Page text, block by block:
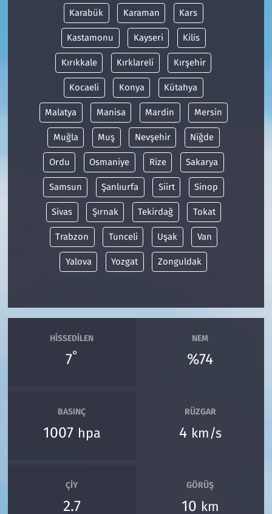
Karabük Karaman Kars
Kastamonu Kayseri Kilis
Kırıkkale Kırklareli Kırşehir
Kocaeli Konya Kütahya
Malatya Manisa Mardin Mersin
Muğla Muş Nevşehir Niğde
Ordu Osmaniye Rize Sakarya
Samsun Şanlıurfa Siirt Sinop
Sivas Şırnak Tekirdağ Tokat
Trabzon Tunceli Uşak Van
Yalova Yozgat Zonguldak
HISSEDILEN
7°
NEM
%74
BASINÇ
1007 hpa
RÜZGAR
4 km/s
ÇIY
2.7
GÖRÜŞ
10 km